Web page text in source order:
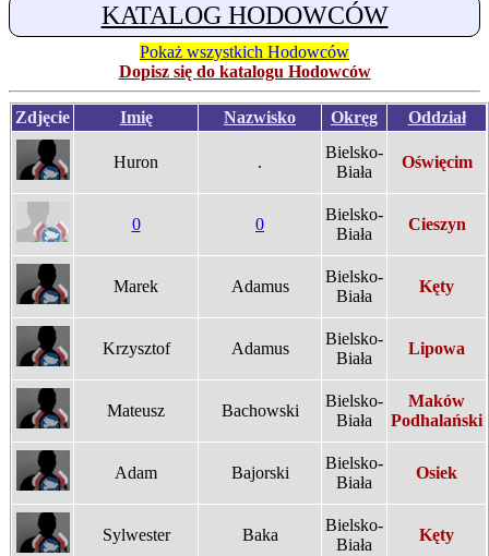
KATALOG HODOWCÓW
Pokaż wszystkich Hodowców
Dopisz się do katalogu Hodowców
Zdjęcie Imię Nazwisko Okręg Oddział
Huron .
Bielsko-
Biała
Oświęcim
0 0
Bielsko-
Biała
Cieszyn
Marek Adamus
Bielsko-
Biała
Kęty
Krzysztof Adamus
Bielsko-
Biała
Lipowa
Mateusz Bachowski
Bielsko-
Biała
Maków
Podhalański
Adam Bajorski
Bielsko-
Biała
Osiek
Sylwester Baka
Bielsko-
Biała
Kęty